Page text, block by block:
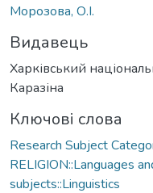
Морозова, О.І.
Видавець
Харківський
Каразіна
Ключові слова
Research Subject
RELIGION::Languages
subjects::Linguistics